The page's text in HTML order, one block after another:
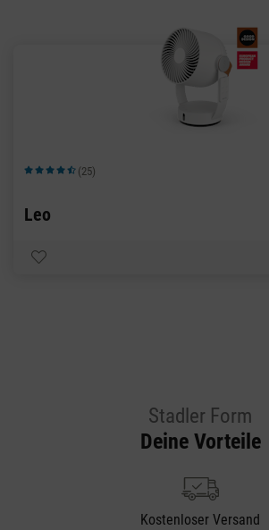
Durchschnittliche Bewertung von 4.84 von 5 Sternen
(25)
Leo
Stadler Form
Deine Vorteile
Kostenloser Versand